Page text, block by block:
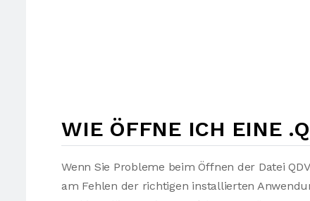
WIE ÖFFNE ICH EINE
Wenn Sie Probleme beim Öffnen der Datei
am Fehlen der richtigen installierten